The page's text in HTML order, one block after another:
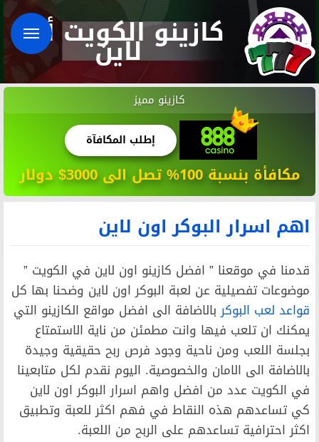
كازينو الكويت أون
لاين
كازينو مميز
إطلب المكافآة
مكافأة بنسبة 100% تصل الى 3000$ دولار
اهم اسرار البوكر اون لاين
قدمنا في موقعنا ” افضل كازينو اون لاين في الكويت ”
موضوعات تفصيلية عن لعبة البوكر اون لاين وضحنا بها كل
قواعد لعب البوكربالاضافة الى افضل مواقع الكازينو التي
يمكنك ان تلعب فيها وانت مطمئن من ناية الاستمتاع
بجلسة اللعب ومن ناحية وجود فرص ربح حقيقية وجيدة
بالاضافة الى الامان والخصوصية. اليوم نقدم لكل متابعينا
في الكويت عدد من افضل واهم اسرار البوكر اون لاين
كي تساعدهم هذه النقاط في فهم اكثر للعبة وتطبيق
اكثر احترافية تساعدهم على الربح من اللعبة.